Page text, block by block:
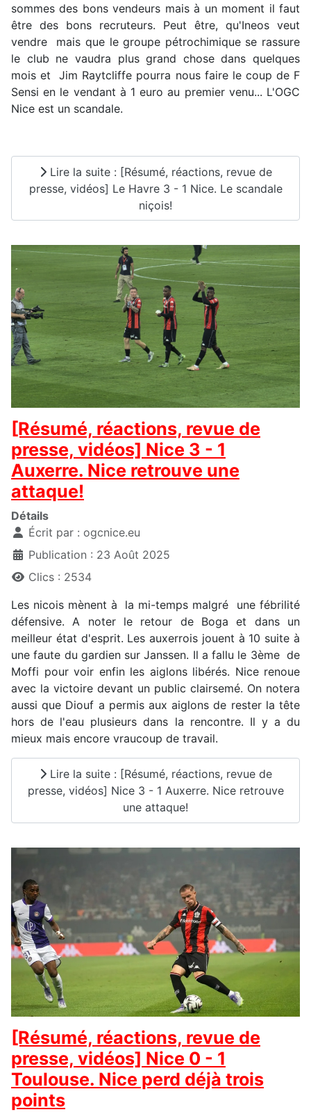
sommes des bons vendeurs mais à un moment il faut
être des bons recruteurs. Peut être, qu'Ineos veut
vendre mais que le groupe pétrochimique se rassure
le club ne vaudra plus grand chose dans quelques
mois et Jim Raytcliffe pourra nous faire le coup de F
Sensi en le vendant à 1 euro au premier venu... L'OGC
Nice est un scandale.
Lire la suite : [Résumé, réactions, revue de
presse, vidéos] Le Havre 3 - 1 Nice. Le scandale
niçois!
[Résumé, réactions, revue de
presse, vidéos] Nice 3 - 1
Auxerre. Nice retrouve une
attaque!
Détails
Écrit par : ogcnice.eu
Publication : 23 Août 2025
Clics : 2534
Les nicois mènent à la mi-temps malgré une fébrilité
défensive. A noter le retour de Boga et dans un
meilleur état d'esprit. Les auxerrois jouent à 10 suite à
une faute du gardien sur Janssen. Il a fallu le 3ème de
Moffi pour voir enfin les aiglons libérés. Nice renoue
avec la victoire devant un public clairsemé. On notera
aussi que Diouf a permis aux aiglons de rester la tête
hors de l'eau plusieurs dans la rencontre. Il y a du
mieux mais encore vraucoup de travail.
Lire la suite : [Résumé, réactions, revue de
presse, vidéos] Nice 3 - 1 Auxerre. Nice retrouve
une attaque!
[Résumé, réactions, revue de
presse, vidéos] Nice 0 - 1
Toulouse. Nice perd déjà trois
points